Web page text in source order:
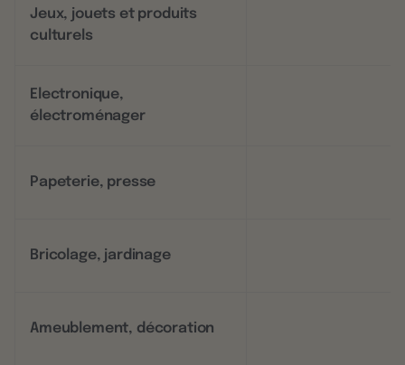
Jeux, jouets et produits
culturels
Electronique,
électroménager
Papeterie, presse
Bricolage, jardinage
Ameublement, décoration